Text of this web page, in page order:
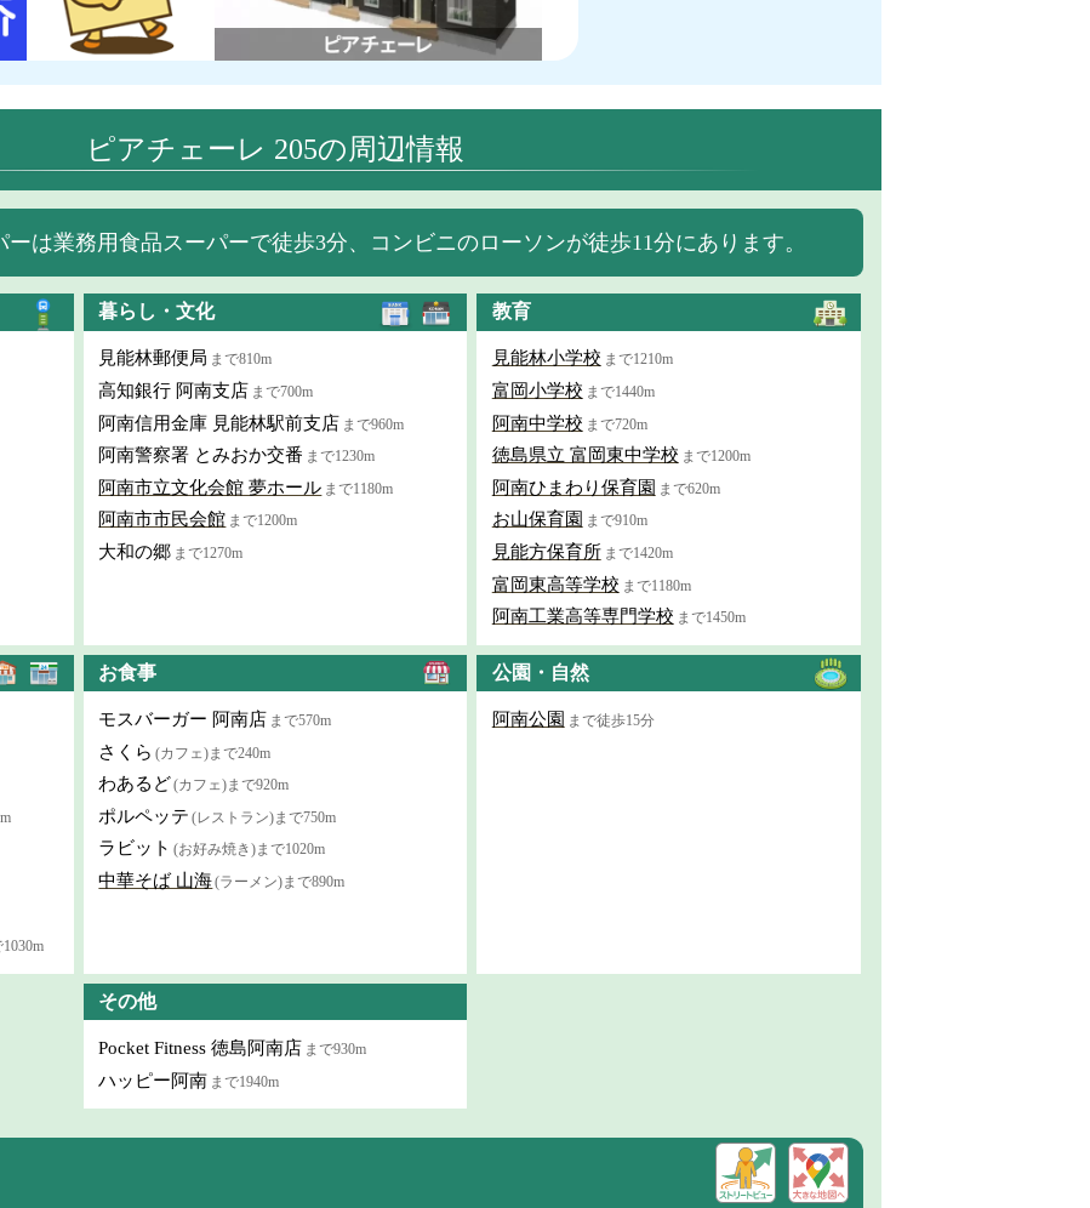
ピアチェーレ 205の周辺情報
は業務用食品スーパーで徒歩3分、コンビニのローソンが徒歩11分にあります。
暮らし・文化
見能林郵便局 まで810m
高知銀行 阿南支店 まで700m
阿南信用金庫 見能林駅前支店 まで960m
阿南警察署 とみおか交番 まで1230m
阿南市立文化会館 夢ホール まで1180m
阿南市市民会館 まで1200m
大和の郷 まで1270m
教育
見能林小学校 まで1210m
富岡小学校 まで1440m
阿南中学校 まで720m
徳島県立 富岡東中学校 まで1200m
阿南ひまわり保育園 まで620m
お山保育園 まで910m
見能方保育所 まで1420m
富岡東高等学校 まで1180m
阿南工業高等専門学校 まで1450m
お食事
モスバーガー 阿南店 まで570m
さくら (カフェ)まで240m
わあるど(カフェ)まで920m
ポルペッテ (レストラン)まで750m
ラビット (お好み焼き)まで1020m
中華そば 山海(ラーメン)まで890m
公園・自然
阿南公園 まで徒歩15分
その他
Pocket Fitness 徳島阿南店 まで930m
ハッピー阿南 まで1940m